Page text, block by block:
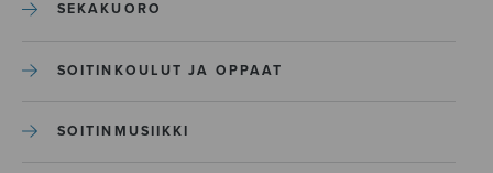
SEKAKUORO
SOITINKOULUT JA OPPAAT
SOITINMUSIIKKI